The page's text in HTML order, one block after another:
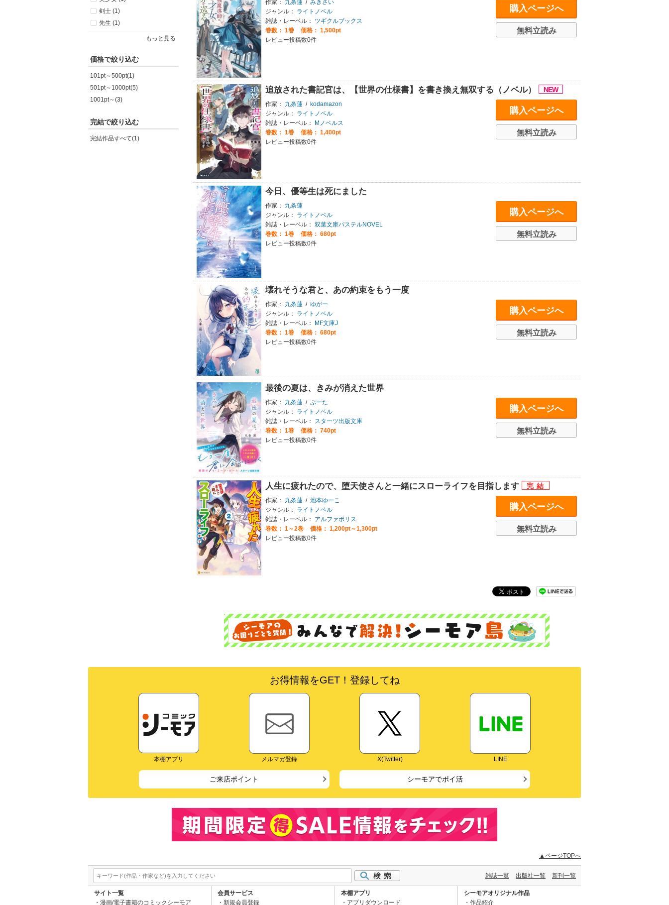
剣士 (1)
先生 (1)
もっと見る
価格で絞り込む
101pt～500pt(1)
501pt～1000pt(5)
1001pt～(3)
完結で絞り込む
完結作品すべて(1)
作家： 九条蓮 / みきさい
ジャンル：
ライトノベル
雑誌・レーベル：
ツギクルブックス
巻数： 1巻
価格： 1,500pt
レビュー投稿数0件
購入ページへ
無料立読み
追放された書記官は、【世界の仕様書】を書き換え無双する（ノベル）
作家： 九条蓮 / kodamazon
ジャンル：
ライトノベル
雑誌・レーベル：
Mノベルス
巻数： 1巻
価格： 1,400pt
レビュー投稿数0件
購入ページへ
無料立読み
今日、優等生は死にました
作家：
九条蓮
ジャンル：
ライトノベル
雑誌・レーベル： 双葉文庫パステルNOVEL
巻数： 1巻
価格： 680pt
レビュー投稿数0件
購入ページへ
無料立読み
壊れそうな君と、あの約束をもう一度
作家： 九条蓮 / ゆがー
ジャンル：
ライトノベル
雑誌・レーベル：
MF文庫J
巻数： 1巻
価格： 680pt
レビュー投稿数0件
購入ページへ
無料立読み
最後の夏は、きみが消えた世界
作家： 九条蓮 / ぶーた
ジャンル：
ライトノベル
雑誌・レーベル：
スターツ出版文庫
巻数： 1巻
価格： 740pt
レビュー投稿数0件
購入ページへ
無料立読み
人生に疲れたので、堕天使さんと一緒にスローライフを目指します
作家： 九条蓮 / 池本ゆーこ
ジャンル：
ライトノベル
雑誌・レーベル：
アルファポリス
巻数： 1～2巻
価格： 1,200pt～1,300pt
レビュー投稿数0件
購入ページへ
無料立読み
お得情報をGET！登録してね
本棚アプリ メルマガ登録 X(Twitter) LINE
ご来店ポイント シーモアでポイ活
▲ページTOPへ
雑誌一覧 出版社一覧 新刊一覧
サイト一覧
漫画/電子書籍のコミックシーモア
会員サービス
新規会員登録
本棚アプリ
アプリダウンロード
シーモアオリジナル作品
作品紹介